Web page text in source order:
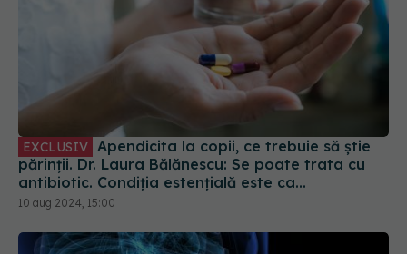
părinții. Dr. Laura Bălănescu: Se poate trata cu
antibiotic. Condiția estențială este ca
diagnosticul să fie pus în timp util
10 aug 2024, 15:00